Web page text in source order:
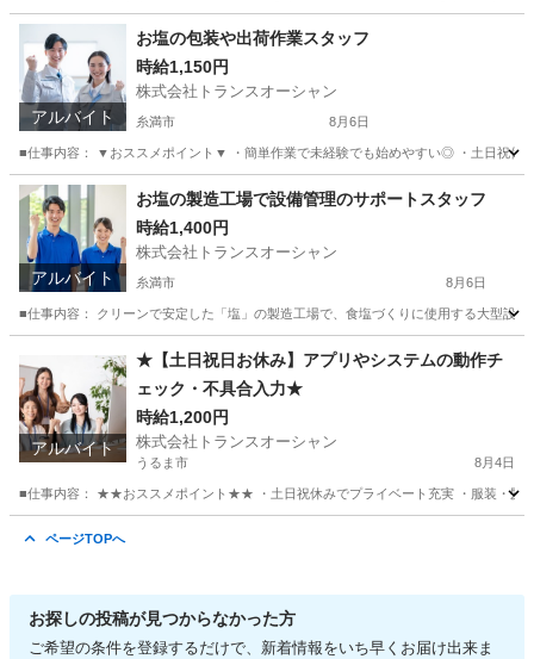
沖縄 うるま市 その他 スタッフ
アルバイト
お塩の包装や出荷作業スタッフ
時給1,150円
株式会社トランスオーシャン
糸満市 8月6日
■仕事内容： ▼おススメポイント▼ ・簡単作業で未経験でも始めやすい◎ ・土日祝
沖縄 糸満市 軽作業 スタッフ
アルバイト
お塩の製造工場で設備管理のサポートスタッフ
時給1,400円
株式会社トランスオーシャン
糸満市 8月6日
■仕事内容： クリーンで安定した「塩」の製造工場で、食塩づくりに使用する大型設
軽作業 製造工場
アルバイト
★【土日祝日お休み】アプリやシステムの動作チ
ェック・不具合入力★
時給1,200円
株式会社トランスオーシャン
うるま市 8月4日
■仕事内容： ★★おススメポイント★★ ・土日祝休みでプライベート充実 ・服装・髪
ページTOPへ
お探しの投稿が見つからなかった方
ご希望の条件を登録するだけで、新着情報をいち早くお届け出来ま